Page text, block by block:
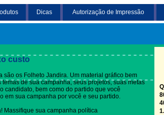
Dicas Autorização de Impressão
custo
os Folheto Jandira. Um material gráfico bem
de sua campanha, seus projetos, suas metas
candidato, bem como do partido que você
em sua campanha por você e seu partido.
Massifique sua campanha política